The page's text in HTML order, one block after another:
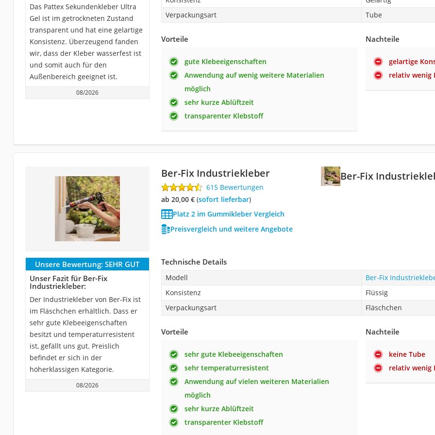
Das Pattex Sekundenkleber Ultra
Gel ist im getrockneten Zustand
transparent und hat eine gelartige
Konsistenz. Überzeugend fanden
wir, dass der Kleber wasserfest ist
und somit auch für den
Außenbereich geeignet ist.
08/2026
Verpackungsart
Tube
Vorteile
gute Klebeeigenschaften
Anwendung auf wenig weitere Materialien
möglich
sehr kurze Ablüftzeit
transparenter Klebstoff
Nachteile
gelartige
relativ wenig
Ber-Fix
Ber-Fix Industriekleber
615 Bewertungen
ab 20,00 €( Sofort lieferbar)
Platz 2 im Gummikleber Vergleich
Preisvergleich und weitere Angebote
Unsere Bewertung: SEHR GUT
Unser Fazit für Ber-Fix
Industriekleber:
Der Industriekleber von Ber-Fix ist
im Fläschchen erhältlich. Dass er
sehr gute Klebeeigenschaften
besitzt und temperaturresistent
ist, gefällt uns gut. Preislich
befindet er sich in der
höherklassigen Kategorie.
08/2026
Technische Details
Modell
Ber-Fix
Konsistenz
Flüssig
Verpackungsart
Fläschchen
Vorteile
sehr gute Klebeeigenschaften
sehr temperaturresistent
Anwendung auf vielen weiteren Materialien
möglich
sehr kurze Ablüftzeit
transparenter Klebstoff
Nachteile
keine Tube
relativ wenig